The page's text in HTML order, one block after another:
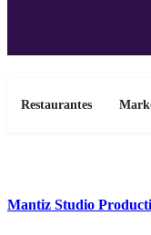
Restaurantes
Mantiz Studio